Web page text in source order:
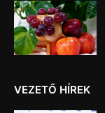
VEZETŐ HÍREK